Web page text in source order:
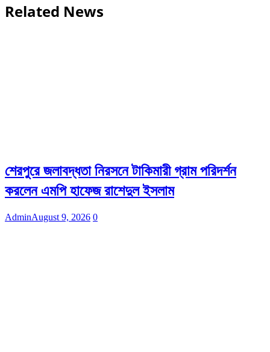
Related News
শেরপুরে জলাবদ্ধতা নিরসনে টাকিমারী গ্রাম পরিদর্শন
করলেন এমপি হাফেজ রাশেদুল ইসলাম
AdminAugust 9, 2026 0